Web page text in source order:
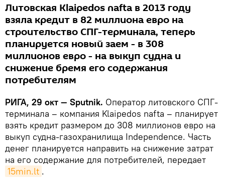
Литовская Klaipedos nafta в 2013 году
взяла кредит в 82 миллиона евро на
строительство СПГ-терминала, теперь
планируется новый заем - в 308
миллионов евро - на выкуп судна и
снижение бремя его содержания
потребителям
РИГА, 29 окт — Sputnik. Оператор литовского СПГ-
терминала – компания Klaipedos nafta – планирует
взять кредит размером до 308 миллионов евро на
выкуп судна-газохранилища Independence. Часть
денег планируется направить на снижение затрат
на его содержание для потребителей, передает
15min.lt .